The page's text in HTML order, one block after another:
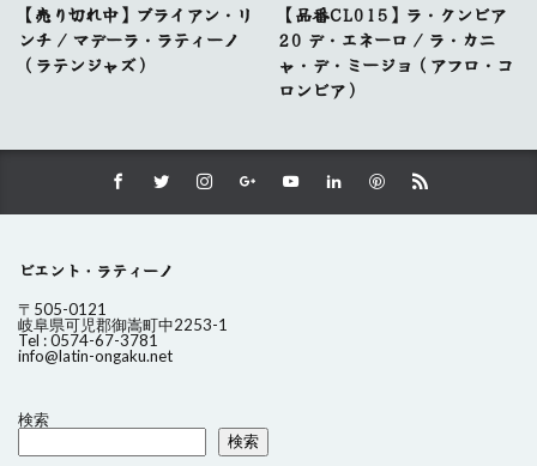
【売り切れ中】ブライアン・リ
ンチ / マデーラ・ラティーノ
（ラテンジャズ）
【品番CL015】ラ・クンビア
20 デ・エネーロ / ラ・カニ
ャ・デ・ミージョ（アフロ・コ
ロンビア）
ビエント・ラティーノ
〒505-0121
岐阜県可児郡御嵩町中2253-1
Tel : 0574-67-3781
info@latin-ongaku.net
検索
検索